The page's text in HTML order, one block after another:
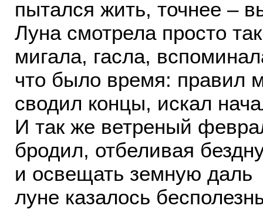
пытался жить, точнее –
Луна смотрела просто
мигала, гасла,
что было время: правил
сводил концы, искал
И так же ветреный
бродил, отбеливая
и освещать земную даль
луне казалось